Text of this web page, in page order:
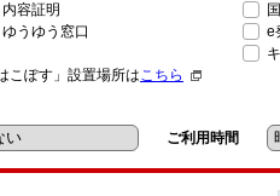
内容証明
ゆうゆう窓口
はこぽす」設置場所はこちら
e
ご利用時間